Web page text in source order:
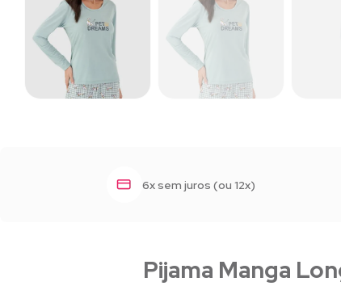
6x sem juros (ou 12x)
Pijama Manga